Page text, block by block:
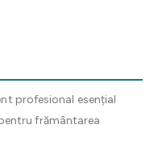
profesional esențial
frământarea